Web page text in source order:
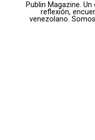
Publin Magazine.
reflexión,
venezolano.